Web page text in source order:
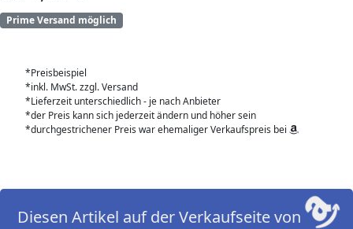
Prime Versand möglich
*Preisbeispiel
*inkl. MwSt. zzgl. Versand
*Lieferzeit unterschiedlich - je nach Anbieter
*der Preis kann sich jederzeit ändern und höher sein
*durchgestrichener Preis war ehemaliger Verkaufspreis bei
Diesen Artikel auf der Verkaufseite von